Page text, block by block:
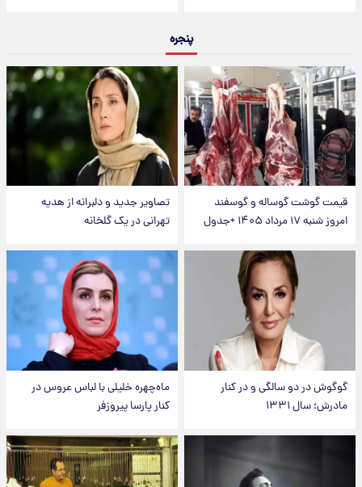
پنجره
قیمت گوشت گوساله و گوسفند
امروز شنبه ۱۷ مرداد ۱۴۰۵ +جدول
تصاویر جدید و دلبرانه از هدیه
تهرانی در یک گلخانه
گوگوش در دو سالگی و در کنار
مادرش؛ سال ۱۳۳۱
ماه‌چهره خلیلی با لباس عروس در
کنار پارسا پیروزفر